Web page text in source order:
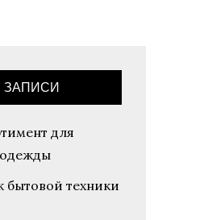
для
бытовой техники